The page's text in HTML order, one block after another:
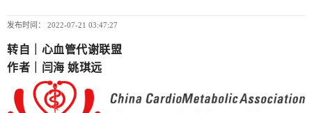
发布时间： 2022-07-21 03:47:27
转自｜心血管代谢联盟
作者｜ 闫海 姚琪远